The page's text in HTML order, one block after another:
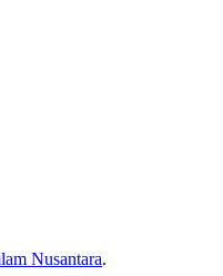
Nusantara.